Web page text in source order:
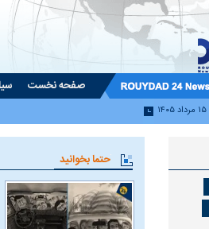
صفحه نخست
۱۵ مرداد ۱۴۰۵
حتما بخوانید